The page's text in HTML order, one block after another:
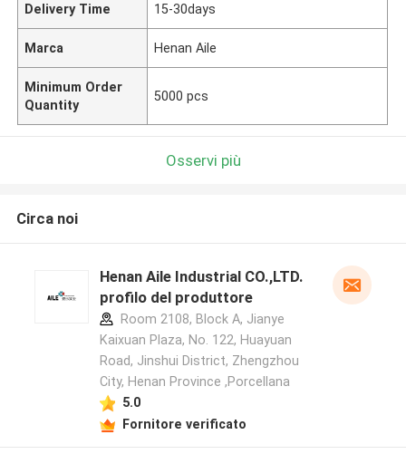
Delivery Time 15-30days
Marca Henan Aile
Minimum Order
Quantity
5000 pcs
Osservi più
Circa noi
Henan Aile Industrial CO.,LTD.
profilo del produttore
Room 2108, Block A, Jianye
Kaixuan Plaza, No. 122, Huayuan
Road, Jinshui District, Zhengzhou
City, Henan Province ,Porcellana
5.0
Fornitore verificato